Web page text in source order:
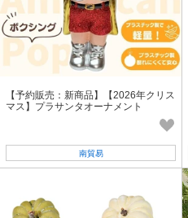
【予約販売：新商品】【2026年クリス
マス】プラサンタオーナメント
南貿易